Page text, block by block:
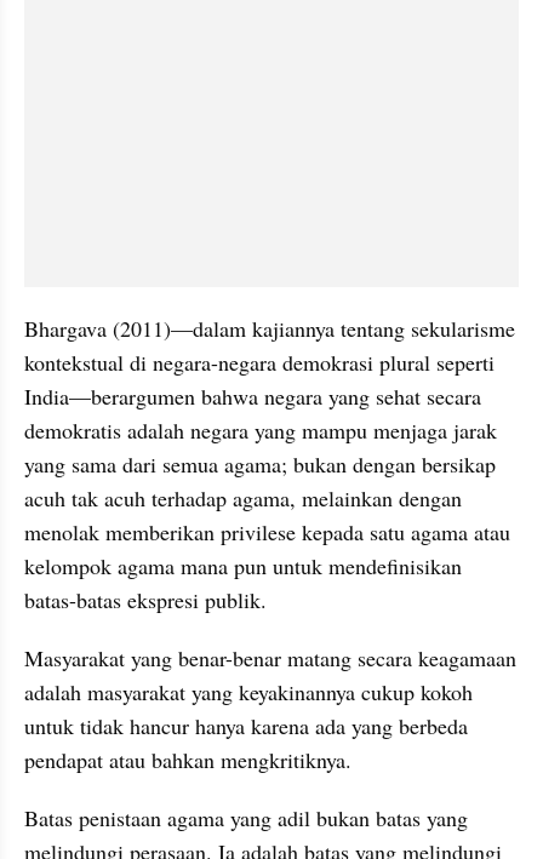
Bhargava (2011)—dalam kajiannya tentang sekularisme
kontekstual di negara-negara demokrasi plural seperti
India—berargumen bahwa negara yang sehat secara
demokratis adalah negara yang mampu menjaga jarak
yang sama dari semua agama; bukan dengan bersikap
acuh tak acuh terhadap agama, melainkan dengan
menolak memberikan privilese kepada satu agama atau
kelompok agama mana pun untuk mendefinisikan
batas-batas ekspresi publik.
Masyarakat yang benar-benar matang secara keagamaan
adalah masyarakat yang keyakinannya cukup kokoh
untuk tidak hancur hanya karena ada yang berbeda
pendapat atau bahkan mengkritiknya.
Batas penistaan agama yang adil bukan batas yang
melindungi perasaan. Ia adalah batas yang melindungi